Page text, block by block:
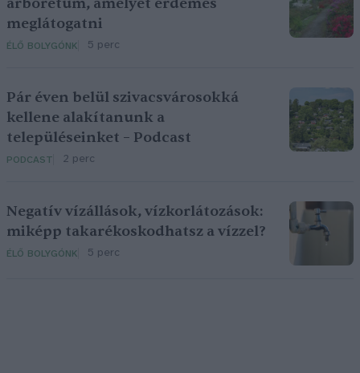
arborétum, amelyet érdemes
meglátogatni
ÉLŐ BOLYGÓNK 5 perc
Pár éven belül szivacsvárosokká
kellene alakítanunk a
településeinket – Podcast
PODCAST 2 perc
Negatív vízállások, vízkorlátozások:
miképp takarékoskodhatsz a vízzel?
ÉLŐ BOLYGÓNK 5 perc